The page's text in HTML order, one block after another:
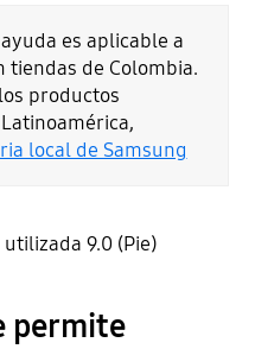
es aplicable a
tiendas de Colombia.
productos
local de Samsung
9.0 (Pie)
permite